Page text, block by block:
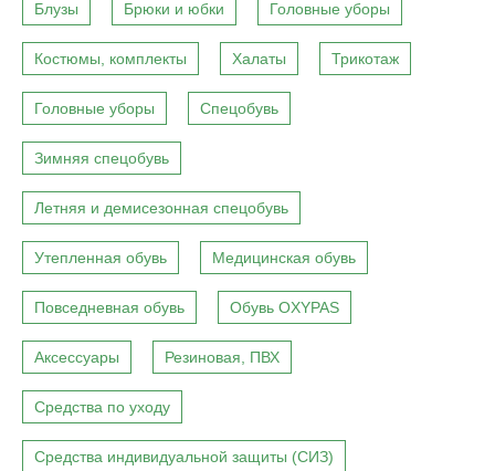
Блузы Брюки и юбки Головные уборы
Костюмы, комплекты Халаты Трикотаж
Головные уборы Спецобувь
Зимняя спецобувь
Летняя и демисезонная спецобувь
Утепленная обувь Медицинская обувь
Повседневная обувь Обувь OXYPAS
Аксессуары Резиновая, ПВХ
Средства по уходу
Средства индивидуальной защиты (СИЗ)